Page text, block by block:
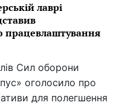
лаврі
працевлаштування
Сил оборони
оголосило про
для полегшення